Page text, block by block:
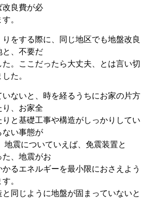
改良費が必
。
をする際に、同じ地区でも地盤改良
と、不要だ
。ここだったら大丈夫、とは言い切
た。
ないと、時を経るうちにお家の片方
り、お家全
と基礎工事や構造がしっかりしてい
ない事態が
地震についていえば、免震装置と
、地震がお
るエネルギーを最小限におさえよう
。
同じように地盤が固まっていないと